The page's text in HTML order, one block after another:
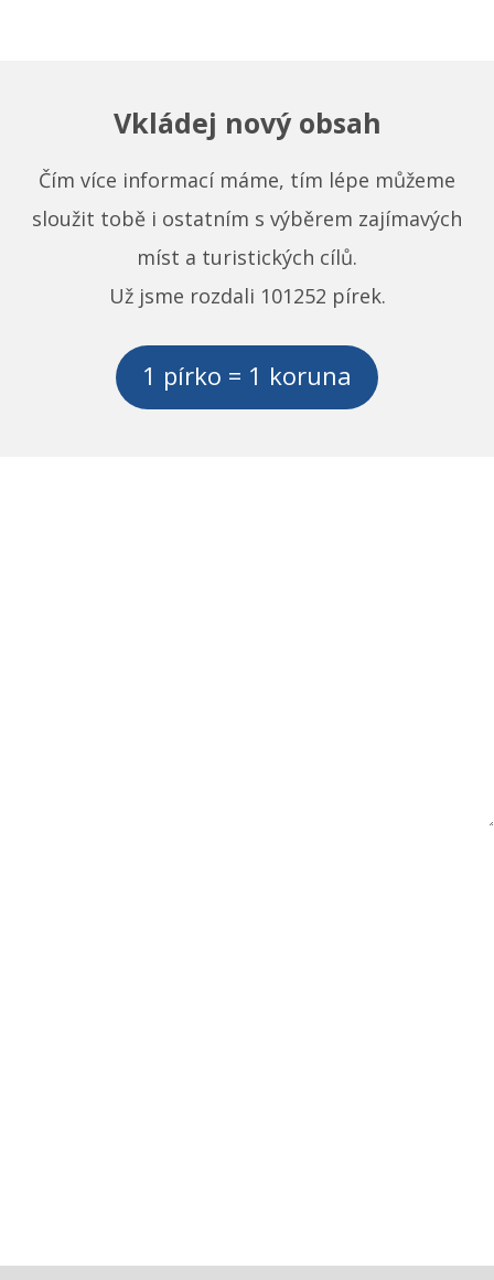
Vkládej nový obsah
Čím více informací máme, tím lépe můžeme
sloužit tobě i ostatním s výběrem zajímavých
míst a turistických cílů.
Už jsme rozdali 101252 pírek.
1 pírko = 1 koruna